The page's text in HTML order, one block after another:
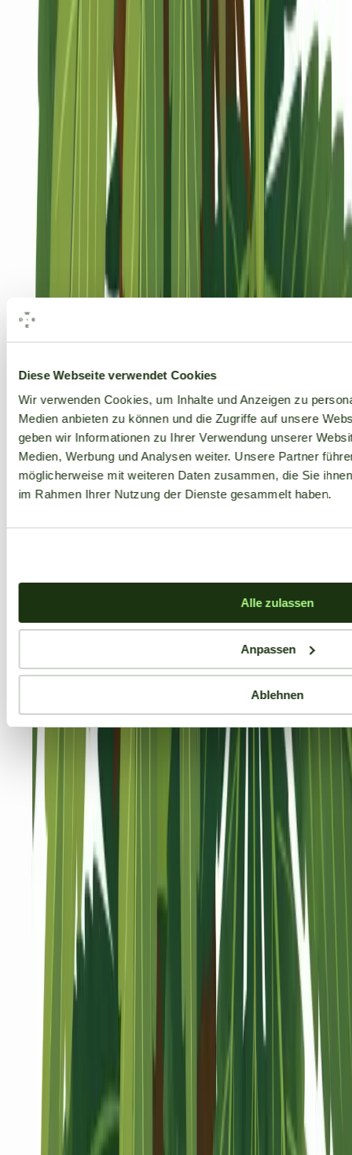
Diese Webseite verwendet Cookies
Wir verwenden Cookies, um Inhalte und Anzeigen zu
Medien anbieten zu können und die Zugriffe auf unsere
geben wir Informationen zu Ihrer Verwendung unserer
Medien, Werbung und Analysen weiter. Unsere Partner
möglicherweise mit weiteren Daten zusammen, die Sie
im Rahmen Ihrer Nutzung der Dienste gesammelt haben.
Alle zulassen
Anpassen
Ablehnen
Seedbanks